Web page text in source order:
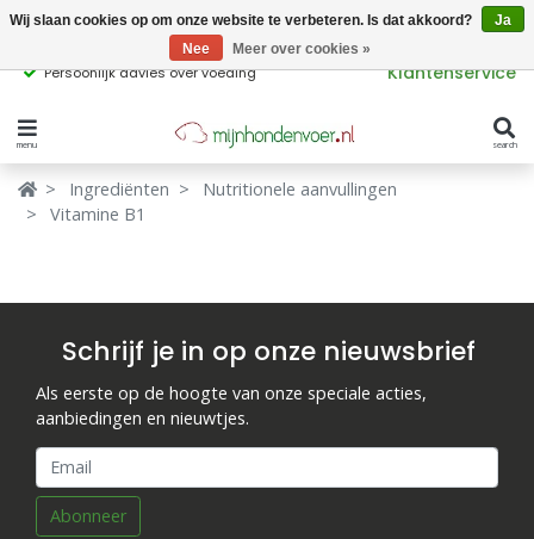
Persoonlijk advies over voeding Klantenservice
menu search
Verbergen
Merken
Kattenvoer
Supplementen
Snacks
Ingrediënten
Verbergen
producttags
glutenvrij hondenvoer
Ingrediënten
Nutritionele aanvullingen
Vitamine B1
Schrijf je in op onze nieuwsbrief
Als eerste op de hoogte van onze speciale acties,
aanbiedingen en nieuwtjes.
Abonneer
Wij slaan cookies op om onze website te verbeteren. Is dat akkoord?
Ja
Nee
Meer over cookies »